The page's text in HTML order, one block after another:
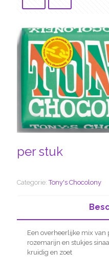
per stuk
Categorie:Tony's Chocolony
Een overheerlijke mix
rozemarijn en stukjes
kruidig en zoet